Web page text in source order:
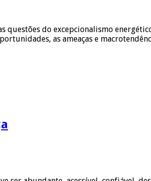
questões do excepcionalismo
as ameaças e